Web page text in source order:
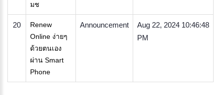
มช
20
Renew
Online ง่ายๆ
ด้วยตนเอง
ผ่าน Smart
Phone
Announcement
Aug 22, 2024 10:46:48
PM